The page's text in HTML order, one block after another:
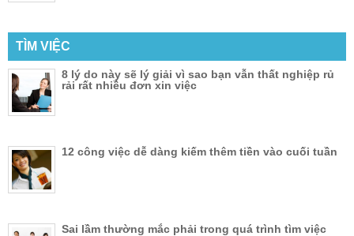
TÌM VIỆC
8 lý do này sẽ lý giải vì sao bạn vẫn thất nghiệp rủ
rải rất nhiều đơn xin việc
12 công việc dễ dàng kiếm thêm tiền vào cuối tuần
Sai lầm thường mắc phải trong quá trình tìm việc